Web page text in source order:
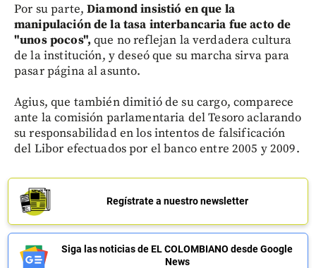
Por su parte, Diamond insistió en que la
manipulación de la tasa interbancaria fue acto de
"unos pocos", que no reflejan la verdadera cultura
de la institución, y deseó que su marcha sirva para
pasar página al asunto.
Agius, que también dimitió de su cargo, comparece
ante la comisión parlamentaria del Tesoro aclarando
su responsabilidad en los intentos de falsificación
del Libor efectuados por el banco entre 2005 y 2009.
Regístrate a nuestro newsletter
Siga las noticias de EL COLOMBIANO desde Google
News